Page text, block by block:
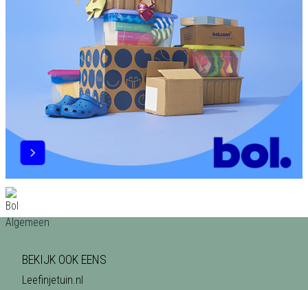
BEKIJK OOK EENS
Leefinjetuin.nl